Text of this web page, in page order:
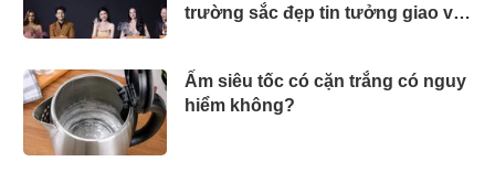
trường sắc đẹp tin tưởng giao vai
Ấm siêu tốc có cặn trắng có nguy
hiểm không?